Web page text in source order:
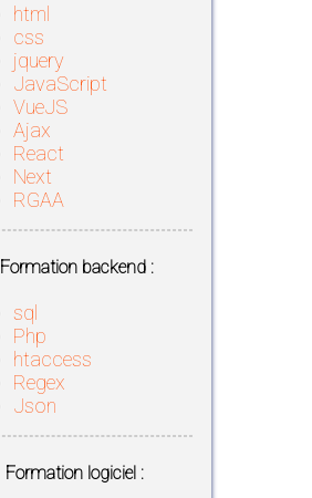
html
css
jquery
JavaScript
VueJS
Ajax
React
Next
RGAA
Formation backend :
sql
Php
htaccess
Regex
Json
Formation logiciel :